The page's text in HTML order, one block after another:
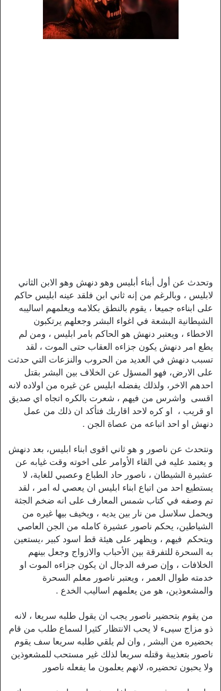
وتحدث عن أول أبناء أبليس وهو دنهش وهو الابن الثاني
لابليس ، وبالرغم من إنه ثاني ابن فلقد عينه ابليس حاكم
على ابناءه جميعا ، يقوم بالنطق بكلامه ويعلمهم اساليبه
الشيطانية البشعة في اغواء البشر وجعلهم يرتكبون
الاخطاء ، ويعتبر دنهش هو الحاكم بامر ابليس ، ومن لم
يطع امر دنهش يكون جزاءه العقاب حتى الموت ، لقد
تسبب دنهش في العديد من الحروب والنزعات التي حدثت
على الارض، فهو المسؤل عن الخلاف بين البشر بقتل
احدهم الاخر، ولذلك يفضله ابليس عن غيره من اولاده لانه
اقسى واشرس من فيهم ، شعرت بالكره اتجاه اي صديق
او قريب ، او كره لاحد اقاربك فتأكد ان ذلك من عمل
دنهش او احد اتباعه من عصاة الجن .
ونتحدث عن ناصور و هو ثاني اقوى ابناء ابليس، بعد دنهش
و يعتمد عليه في القاء الأوامر على اخوته وقت غيابه عن
عشيرة الشيطان ، ناصور حاد الطباع وعصبي للغاية، لا
يستطيع احد من اتباع ابناء ابليس ان يعصي له امر ، لقد
تم وصفه في كتاب شمس المعارف على انه ضخم الجثة
ويحمل سلاسل من نار بين يديه ، ويخيف بيها غيره من
الشياطين، يحكم ناصور عشيرة كامله من الجن العاصي
ويتحكم فيهم ، ويظهر على هيئة قط اسود كبير ،يستعين
به السحرة للتفرقة بين الأحباب والازواج وجعل بينهم
الخلافات ، وإن صرفه الدجال ان يكون جزاءه الموت او
خدمته طوال العمر ، ويعتبر ناصور معلم السحرة
والمشعوذين، هو من يعلمهم اساليب الخدع .
من يقوم بتحضير ناصور يجب ان يقول طلبه سريعا ، لانه
ذو مزاج سيىء لا يحب الانتظار كثيرا لسماع طلب من قام
بحضيره من البشر , وان لم يلقي طلبه سريعا سف يقوم
ناصور بتعذيبة وقتله سريعا لذلك غير مستحب للمشعوذين
ولا يحبون تحضيره، لانهم يعلمون ما يفعله ناصور